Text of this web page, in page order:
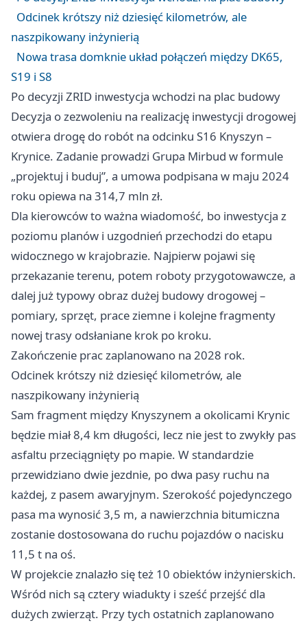
Odcinek krótszy niż dziesięć kilometrów, ale
naszpikowany inżynierią
Nowa trasa domknie układ połączeń między DK65,
S19 i S8
Po decyzji ZRID inwestycja wchodzi na plac budowy
Decyzja o zezwoleniu na realizację inwestycji drogowej
otwiera drogę do robót na odcinku S16 Knyszyn –
Krynice. Zadanie prowadzi Grupa Mirbud w formule
„projektuj i buduj”, a umowa podpisana w maju 2024
roku opiewa na 314,7 mln zł.
Dla kierowców to ważna wiadomość, bo inwestycja z
poziomu planów i uzgodnień przechodzi do etapu
widocznego w krajobrazie. Najpierw pojawi się
przekazanie terenu, potem roboty przygotowawcze, a
dalej już typowy obraz dużej budowy drogowej –
pomiary, sprzęt, prace ziemne i kolejne fragmenty
nowej trasy odsłaniane krok po kroku.
Zakończenie prac zaplanowano na 2028 rok.
Odcinek krótszy niż dziesięć kilometrów, ale
naszpikowany inżynierią
Sam fragment między Knyszynem a okolicami Krynic
będzie miał 8,4 km długości, lecz nie jest to zwykły pas
asfaltu przeciągnięty po mapie. W standardzie
przewidziano dwie jezdnie, po dwa pasy ruchu na
każdej, z pasem awaryjnym. Szerokość pojedynczego
pasa ma wynosić 3,5 m, a nawierzchnia bitumiczna
zostanie dostosowana do ruchu pojazdów o nacisku
11,5 t na oś.
W projekcie znalazło się też 10 obiektów inżynierskich.
Wśród nich są cztery wiadukty i sześć przejść dla
dużych zwierząt. Przy tych ostatnich zaplanowano